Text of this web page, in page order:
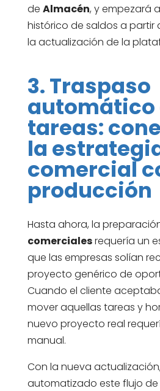
de Almacén, y empezará
histórico de saldos a partir
la actualización de la
3. Traspaso
automático
tareas:
la
comercial
producción
Hasta ahora, la
comercialesrequería un
que las empresas solían
proyecto genérico de
Cuando el cliente
mover aquellas tareas y
nuevo proyecto real
manual.
Con la nueva
automatizado este flujo de